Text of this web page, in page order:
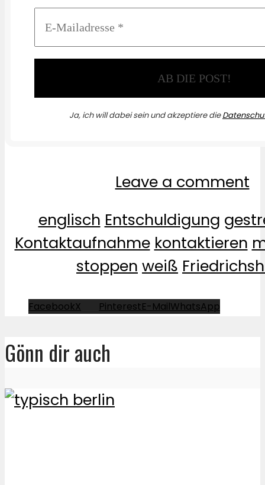
Ja, ich will dabei sein und akzeptiere die
Leave a comment
englisch Entschuldigung
Kontaktaufnahme kontaktieren
stoppen weiß
FacebookX PinterestE-MailWhatsApp
Gönn dir auch